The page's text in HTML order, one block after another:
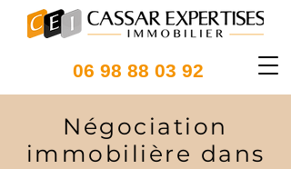
06 98 88 03 92
Négociation
immobilière dans